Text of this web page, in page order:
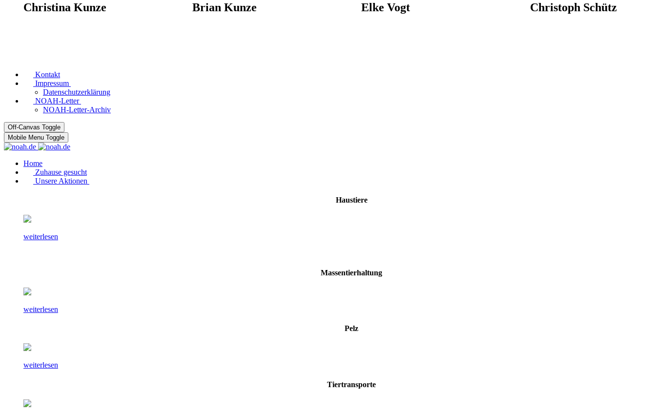
Christina Kunze Brian Kunze Elke Vogt Christoph Schütz
Kontakt
Impressum
Datenschutzerklärung
NOAH-Letter
NOAH-Letter-Archiv
Off-Canvas Toggle
Mobile Menu Toggle
Home
Zuhause gesucht
Unsere Aktionen
Haustiere
weiterlesen
Massentierhaltung
weiterlesen
Pelz
weiterlesen
Tiertransporte